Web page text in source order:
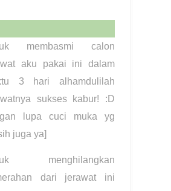
membasmi calon
aku pakai ini dalam
3 hari alhamdulilah
sukses kabur! :D
lupa cuci muka yg
juga ya]
menghilangkan
dari jerawat ini